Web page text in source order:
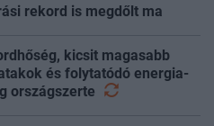
rekord is megdőlt ma
kicsit magasabb
és folytatódó energia-
országszerte